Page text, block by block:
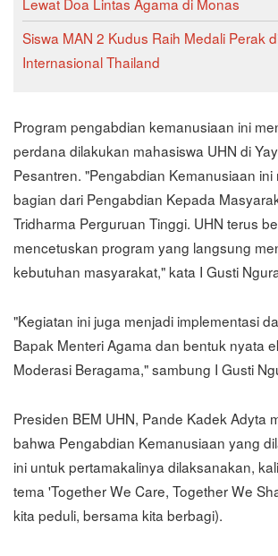
Siswa MAN 2 Kudus Raih Medali Perak
Internasional Thailand
Program pengabdian kemanusiaan ini
perdana dilakukan mahasiswa UHN di
Pesantren. "Pengabdian Kemanusiaan ini
bagian dari Pengabdian Kepada
Tridharma Perguruan Tinggi. UHN terus
mencetuskan program yang langsung
kebutuhan masyarakat," kata I Gusti
"Kegiatan ini juga menjadi implementasi
Bapak Menteri Agama dan bentuk nyata
Moderasi Beragama," sambung I Gusti
Presiden BEM UHN, Pande Kadek Adyta
bahwa Pengabdian Kemanusiaan yang
ini untuk pertamakalinya dilaksanakan,
tema 'Together We Care, Together We
kita peduli, bersama kita berbagi).